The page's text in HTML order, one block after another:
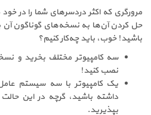
مرورگری که اکثر دردسرهای شما را در
حل کردن آن‌ها به نسخه‌های گوناگون
باشید! خوب، باید چه‌کار کنیم؟
سه کامپیوتر مختلف بخرید و
نصب کنید!
یک کامپیوتر با سه سیستم
داشته باشید، گرچه در این
بپذیرید.